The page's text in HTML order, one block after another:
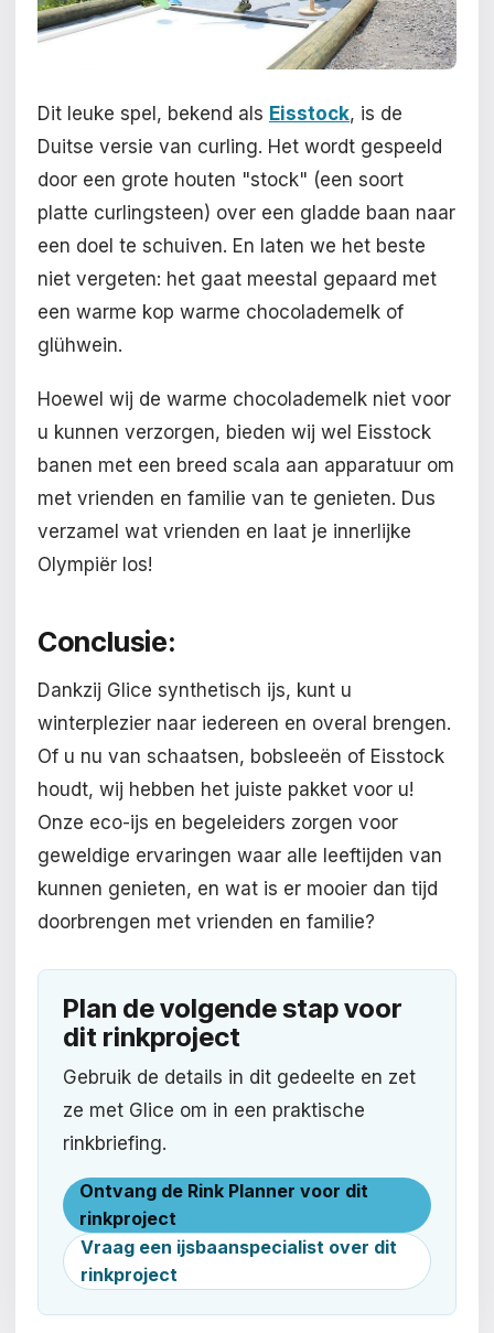
Dit leuke spel, bekend als Eisstock, is de
Duitse versie van curling. Het wordt gespeeld
door een grote houten "stock" (een soort
platte curlingsteen) over een gladde baan naar
een doel te schuiven. En laten we het beste
niet vergeten: het gaat meestal gepaard met
een warme kop warme chocolademelk of
glühwein.
Hoewel wij de warme chocolademelk niet voor
u kunnen verzorgen, bieden wij wel Eisstock
banen met een breed scala aan apparatuur om
met vrienden en familie van te genieten. Dus
verzamel wat vrienden en laat je innerlijke
Olympiër los!
Conclusie:
Dankzij Glice synthetisch ijs, kunt u
winterplezier naar iedereen en overal brengen.
Of u nu van schaatsen, bobsleeën of Eisstock
houdt, wij hebben het juiste pakket voor u!
Onze eco-ijs en begeleiders zorgen voor
geweldige ervaringen waar alle leeftijden van
kunnen genieten, en wat is er mooier dan tijd
doorbrengen met vrienden en familie?
Plan de volgende stap voor
dit rinkproject
Gebruik de details in dit gedeelte en zet
ze met Glice om in een praktische
rinkbriefing.
Ontvang de Rink Planner voor dit
rinkproject
Vraag een ijsbaanspecialist over dit
rinkproject